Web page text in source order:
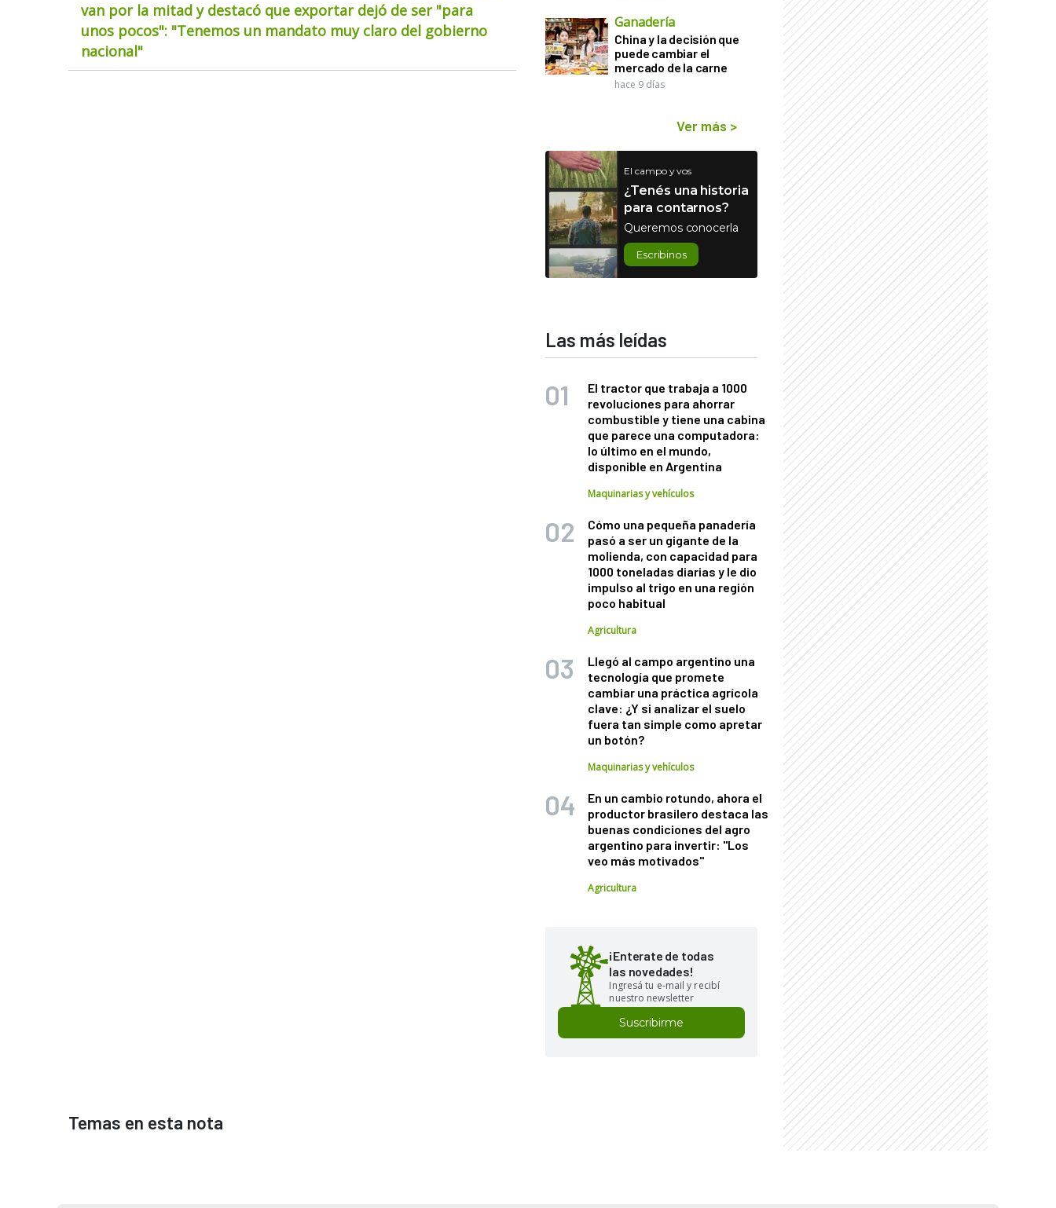
van por la mitad y destacó que exportar dejó de ser "para
unos pocos": "Tenemos un mandato muy claro del gobierno
nacional"
Ganadería
China y la decisión que
puede cambiar el
mercado de la carne
hace 9 días
Ver más >
El campo y vos
¿Tenés una historia
para contarnos?
Queremos conocerla
Escribinos
Las más leídas
El tractor que trabaja a 1000
revoluciones para ahorrar
combustible y tiene una cabina
que parece una computadora:
lo último en el mundo,
disponible en Argentina
Maquinarias y vehículos
Cómo una pequeña panadería
pasó a ser un gigante de la
molienda, con capacidad para
1000 toneladas diarias y le dio
impulso al trigo en una región
poco habitual
Agricultura
Llegó al campo argentino una
tecnología que promete
cambiar una práctica agrícola
clave: ¿Y si analizar el suelo
fuera tan simple como apretar
un botón?
Maquinarias y vehículos
En un cambio rotundo, ahora el
productor brasilero destaca las
buenas condiciones del agro
argentino para invertir: "Los
veo más motivados"
Agricultura
¡Enterate de todas
las novedades!
Ingresá tu e-mail y recibí
nuestro newsletter
Suscribirme
Temas en esta nota